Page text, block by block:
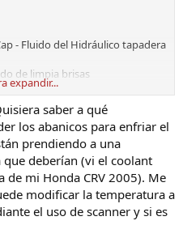
- Fluido del Hidráulico tapadera
de limpia brisas
echarle aceite al auto
- Medidor de aceite con
de frenos, tapadera gris
only light gray cap - Fluido
manual, tapadera de color
dipstick yellow loop - Medidor
caja automática, con agarrador
de enfriador de motor
expandir...
saber a qué
los abanicos para enfriar el
prendiendo a una
deberían (vi el coolant
de mi Honda CRV 2005). Me
modificar la temperatura a
el uso de scanner y si es